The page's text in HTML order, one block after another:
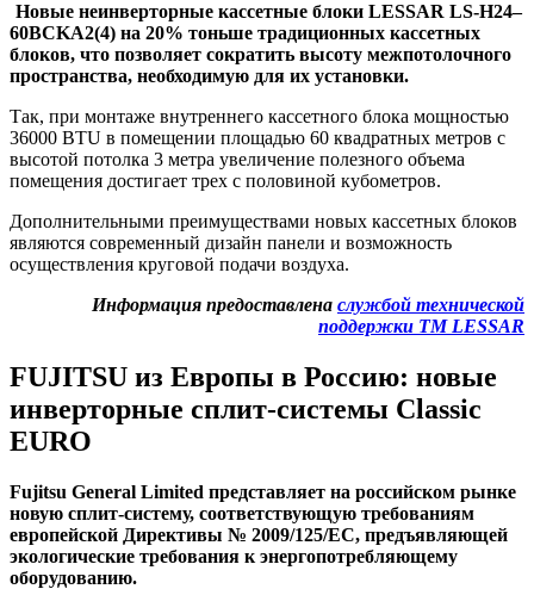
Новые неинверторные кассетные блоки LESSAR LS-H24–
60BCKA2(4) на 20% тоньше традиционных кассетных
блоков, что позволяет сократить высоту межпотолочного
пространства, необходимую для их установки.
Так, при монтаже внутреннего кассетного блока мощностью
36000 BTU в помещении площадью 60 квадратных метров с
высотой потолка 3 метра увеличение полезного объема
помещения достигает трех с половиной кубометров.
Дополнительными преимуществами новых кассетных блоков
являются современный дизайн панели и возможность
осуществления круговой подачи воздуха.
Информация предоставлена службой технической
поддержки ТМ LESSAR
FUJITSU из Европы в Россию: новые
инверторные сплит-системы Classic
EURO
Fujitsu General Limited представляет на российском рынке
новую сплит-систему, соответствующую требованиям
европейской Директивы № 2009/125/EC, предъявляющей
экологические требования к энергопотребляющему
оборудованию.